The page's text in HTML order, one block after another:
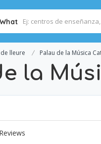
What
lleure Palau de la Música
la
Reviews